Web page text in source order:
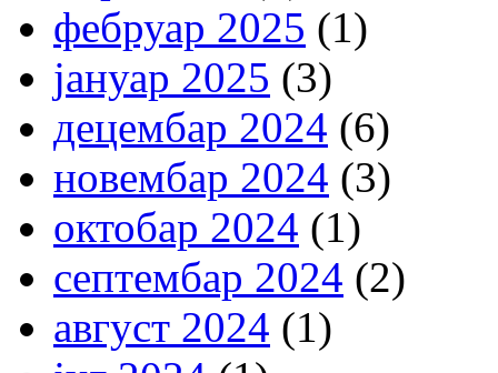
фебруар 2025 (1)
јануар 2025 (3)
децембар 2024 (6)
новембар 2024 (3)
октобар 2024 (1)
септембар 2024 (2)
август 2024 (1)